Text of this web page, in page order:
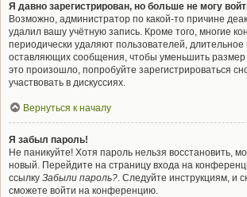
Я давно зарегистрирован, но больше не могу
Возможно, администратор по какой-то причине
удалил вашу учётную запись. Кроме того, многие
периодически удаляют пользователей, длительное
оставляющих сообщения, чтобы уменьшить
это произошло, попробуйте зарегистрироваться
участвовать в дискуссиях.
Вернуться к началу
Я забыл пароль!
Не паникуйте! Хотя пароль нельзя восстановить,
новый. Перейдите на страницу входа на
ссылку Забыли пароль?. Следуйте инструкциям, и
сможете войти на конференцию.